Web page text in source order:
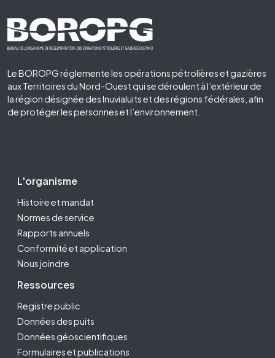
Footer First
Le BOROPG réglemente les opérations pétrolières et gazières
aux Territoires du Nord-Ouest qui se déroulent à l’extérieur de
la région désignée des Inuvialuits et des régions fédérales, afin
de protéger les personnes et l’environnement.
Footer Second
L'organisme
Histoire et mandat
Normes de service
Rapports annuels
Conformité et application
Nous joindre
Ressources
Registre public
Données des puits
Données géoscientifiques
Formulaires et publications